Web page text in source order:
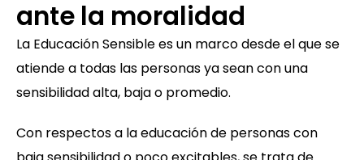
ante la moralidad
La Educación Sensible es un marco desde el que se
atiende a todas las personas ya sean con una
sensibilidad alta, baja o promedio.
Con respectos a la educación de personas con